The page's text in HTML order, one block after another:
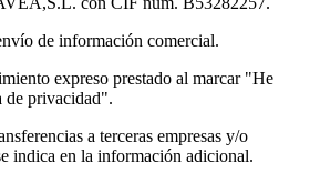
de información comercial.
expreso prestado al marcar "He
de privacidad".
a terceras empresas y/o
indica en la información adicional.